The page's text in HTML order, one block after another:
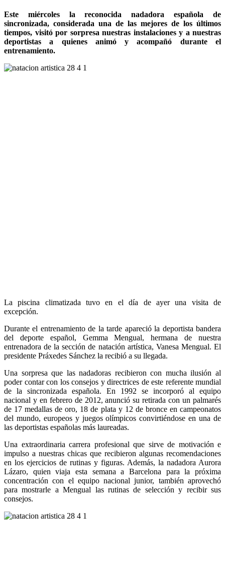
Este miércoles la reconocida nadadora española de
sincronizada, considerada una de las mejores de los últimos
tiempos, visitó por sorpresa nuestras instalaciones y a nuestras
deportistas a quienes animó y acompañó durante el
entrenamiento.
La piscina climatizada tuvo en el día de ayer una visita de
excepción.
Durante el entrenamiento de la tarde apareció la deportista bandera
del deporte español, Gemma Mengual, hermana de nuestra
entrenadora de la sección de natación artística, Vanesa Mengual. El
presidente Práxedes Sánchez la recibió a su llegada.
Una sorpresa que las nadadoras recibieron con mucha ilusión al
poder contar con los consejos y directrices de este referente mundial
de la sincronizada española. En 1992 se incorporó al equipo
nacional y en febrero de 2012, anunció su retirada con un palmarés
de 17 medallas de oro, 18 de plata y 12 de bronce en campeonatos
del mundo, europeos y juegos olímpicos convirtiéndose en una de
las deportistas españolas más laureadas.
Una extraordinaria carrera profesional que sirve de motivación e
impulso a nuestras chicas que recibieron algunas recomendaciones
en los ejercicios de rutinas y figuras. Además, la nadadora Aurora
Lázaro, quien viaja esta semana a Barcelona para la próxima
concentración con el equipo nacional junior, también aprovechó
para mostrarle a Mengual las rutinas de selección y recibir sus
consejos.